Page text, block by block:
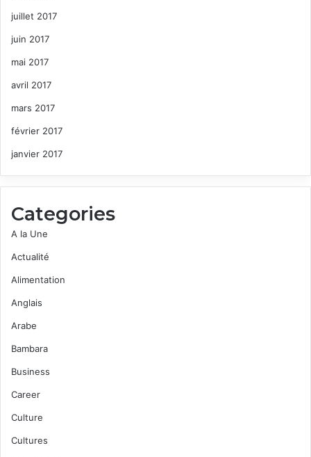
juillet 2017
juin 2017
mai 2017
avril 2017
mars 2017
février 2017
janvier 2017
Categories
A la Une
Actualité
Alimentation
Anglais
Arabe
Bambara
Business
Career
Culture
Cultures